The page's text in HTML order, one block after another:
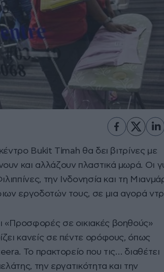
Bukit Timah θα δει βιτρίνες με
και αλλάζουν πλαστικά μωρά. Οι
την Ινδονησία και τη
εργοδοτών τους, σε μια αγορά
«Προσφορές σε οικιακές βοηθούς»
κανείς σε πέντε ορόφους, όπως
Το πρακτορείο που τις… διαθέτει
την εργατικότητα και την